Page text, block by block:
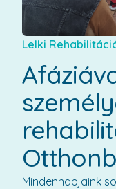
Lelki
Mindennapjaink